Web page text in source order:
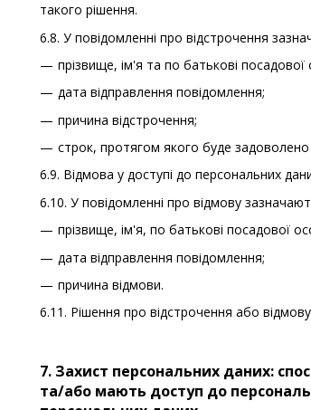
такого рішення.
6.8. У повідомленні про відстрочення
прізвище, ім'я та по батькові посадової
дата відправлення повідомлення;
причина відстрочення;
строк, протягом якого буде задоволено
6.9. Відмова у доступі до персональних
6.10. У повідомленні про відмову
прізвище, ім'я, по батькові посадової
дата відправлення повідомлення;
причина відмови.
6.11. Рішення про відстрочення або
7. Захист персональних даних:
та/або мають доступ до